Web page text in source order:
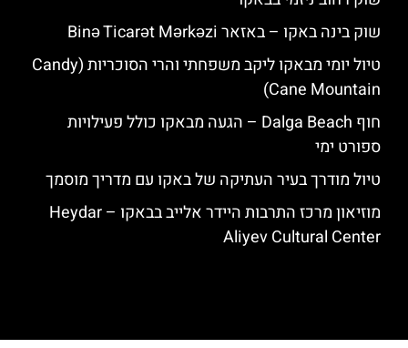
שוק בינה באקו – באזאר Binə Ticarət Mərkəzi
טיול יומי מבאקו ליקב משפחתי והרי הסוכריות (Candy
Cane Mountain)
חוף Dalga Beach – הגעה מבאקו כולל פעילויות
ספורט ימי
טיול מודרך בעיר העתיקה של באקו עם מדריך מוסמך
מוזיאון מרכז התרבות היידר אלייב בבאקו – Heydar
Aliyev Cultural Center